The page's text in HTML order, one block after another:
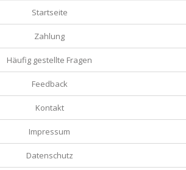
Startseite
Zahlung
Häufig gestellte Fragen
Feedback
Kontakt
Impressum
Datenschutz